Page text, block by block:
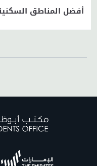
أفضل المناطق